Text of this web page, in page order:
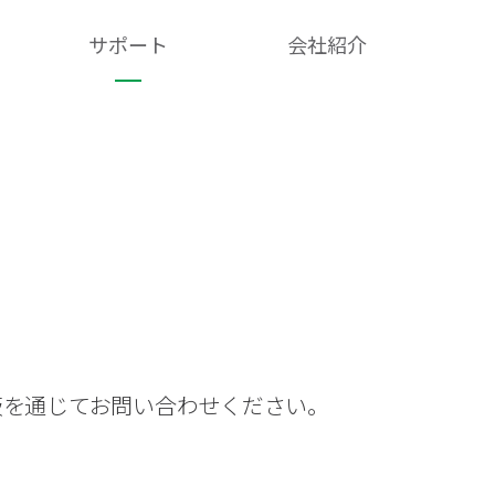
サポート 会社紹介​
通じてお問い合わせください。